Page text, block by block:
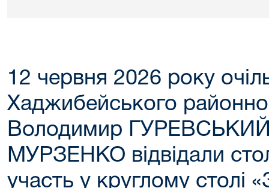
12 червня 2026 року
Хаджибейського
Володимир
МУРЗЕНКО відвідали
участь у круглому столі